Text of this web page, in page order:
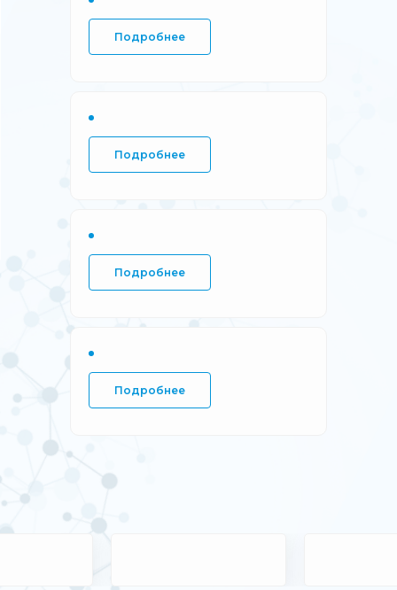
Подробнее
Подробнее
Подробнее
Подробнее